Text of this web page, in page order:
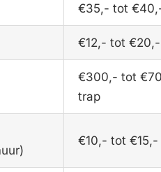
€35,- tot
€12,- tot €20,-
€300,- tot
trap
€10,- tot €15,-